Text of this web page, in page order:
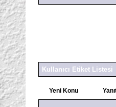
Kullanıcı Etiket Listesi
Yeni Konu